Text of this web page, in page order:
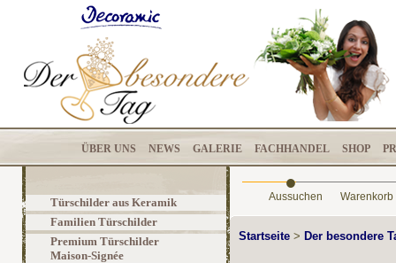
ÜBER UNS NEWS GALERIE FACHHANDEL SHOP
Türschilder aus Keramik
Familien Türschilder
Premium Türschilder
Maison-Signée
•
Aussuchen Warenkorb
Startseite > Der besondere